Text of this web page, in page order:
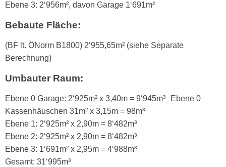
Ebene 3: 2‘956m², davon Garage 1‘691m²
Bebaute Fläche:
(BF lt. ÖNorm B1800) 2‘955,65m² (siehe Separate
Berechnung)
Umbauter Raum:
Ebene 0 Garage: 2‘925m² x 3,40m = 9‘945m³ Ebene 0
Kassenhäuschen 31m² x 3,15m = 98m³
Ebene 1: 2‘925m² x 2,90m = 8‘482m³
Ebene 2: 2‘925m² x 2,90m = 8‘482m³
Ebene 3: 1‘691m² x 2,95m = 4‘988m³
Gesamt: 31‘995m³